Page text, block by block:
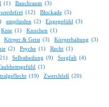
(1) Bauchraum (3)
(12) Blockade (5)
empfinden (2) Engegefühl
(3)
Knie (1) Knochen (1)
Körper & Geist (3) Körperhaltung (3)
(2) Psyche (1) Recht (1)
Selbstheilung (9) Sorgfalt (4)
(1)
(19) Zwerchfell (20)